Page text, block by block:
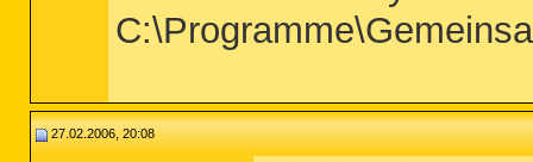
27.02.2006, 20:08